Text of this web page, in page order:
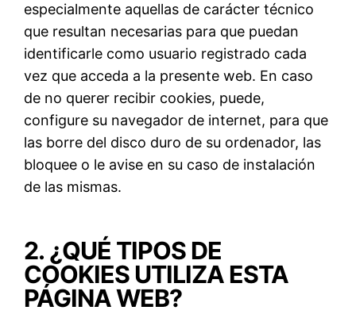
especialmente aquellas de carácter técnico
que resultan necesarias para que puedan
identificarle como usuario registrado cada
vez que acceda a la presente web. En caso
de no querer recibir cookies, puede,
configure su navegador de internet, para que
las borre del disco duro de su ordenador, las
bloquee o le avise en su caso de instalación
de las mismas.
2. ¿QUÉ TIPOS DE
COOKIES UTILIZA ESTA
PÁGINA WEB?